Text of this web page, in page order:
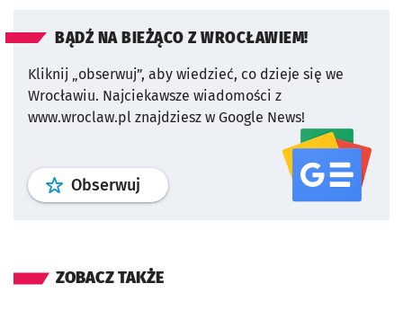
BĄDŹ NA BIEŻĄCO Z WROCŁAWIEM!
Kliknij „obserwuj”, aby wiedzieć, co dzieje się we
Wrocławiu. Najciekawsze wiadomości z
www.wroclaw.pl znajdziesz w Google News!
Obserwuj profil serwisu
ZOBACZ TAKŻE